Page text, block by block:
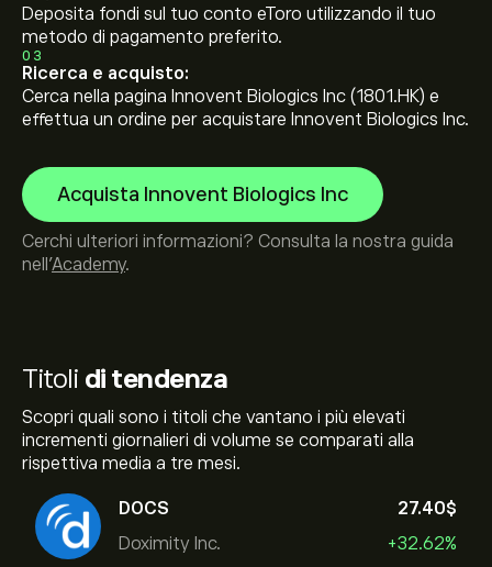
Titoli di tendenza
Scopri quali sono i titoli che vantano i più elevati
incrementi giornalieri di volume se comparati alla
rispettiva media a tre mesi.
DOCS
Doximity Inc.
27.40‎$‎
+32.62%
Deposita fondi sul tuo conto eToro utilizzando il tuo
metodo di pagamento preferito.
03
Ricerca e acquisto:
Cerca nella pagina Innovent Biologics Inc (1801.HK) e
effettua un ordine per acquistare Innovent Biologics Inc.
Acquista Innovent Biologics Inc
Cerchi ulteriori informazioni? Consulta la nostra guida
nell’Academy.